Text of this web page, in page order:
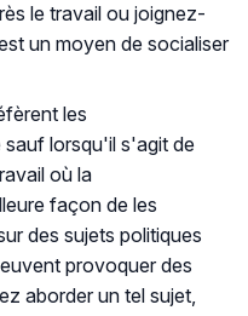
le travail ou joignez-
un moyen de socialiser
les
lorsqu'il s'agit de
où la
façon de les
des sujets politiques
provoquer des
aborder un tel sujet,